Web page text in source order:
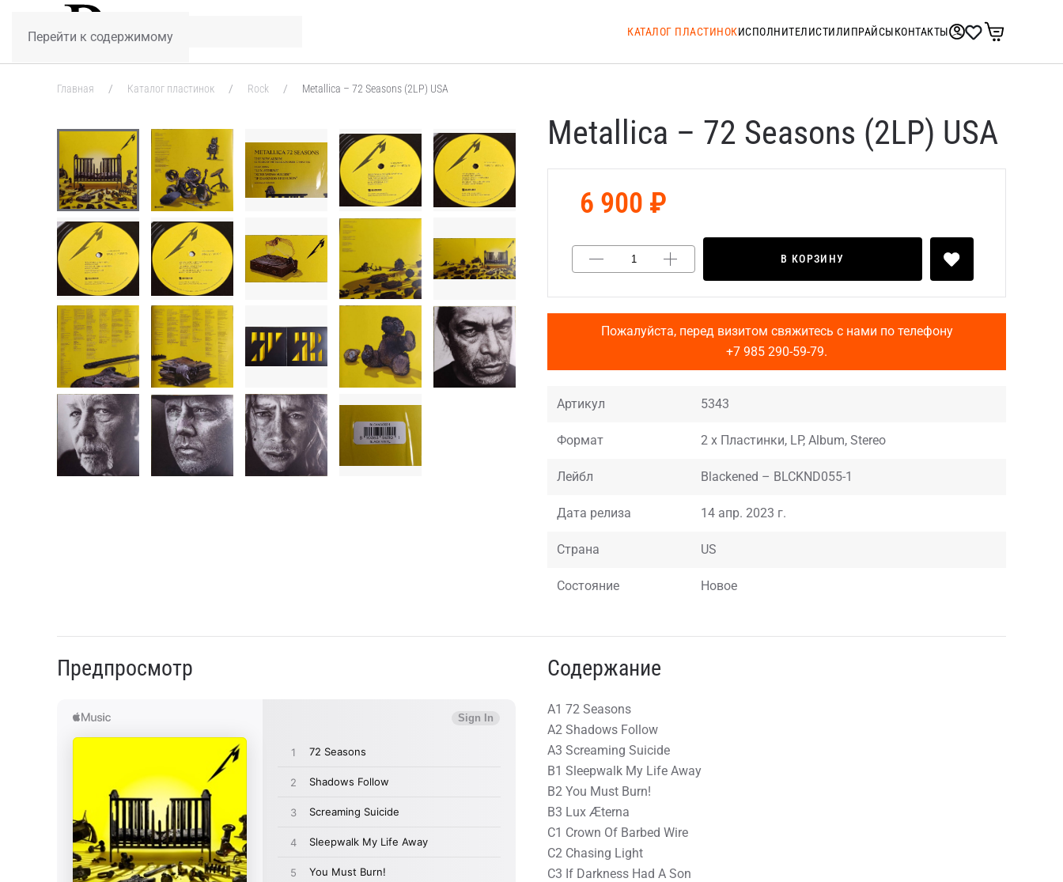
Перейти к содержимому КАТАЛОГ ПЛАСТИНОКИСПОЛНИТЕЛИСТИЛИПРАЙСЫКОНТАКТЫ
Главная Каталог пластинок Rock Metallica – 72 Seasons (2LP) USA
Metallica – 72 Seasons (2LP) USA
6 900 ₽
В КОРЗИНУ
Пожалуйста, перед визитом свяжитесь с нами по телефону
+7 985 290-59-79.
Артикул 5343
Формат 2 x Пластинки, LP, Album, Stereo
Лейбл Blackened – BLCKND055-1
Дата релиза 14 апр. 2023 г.
Страна US
Состояние Новое
Предпросмотр Содержание
A1 72 Seasons
A2 Shadows Follow
A3 Screaming Suicide
B1 Sleepwalk My Life Away
B2 You Must Burn!
B3 Lux Æterna
C1 Crown Of Barbed Wire
C2 Chasing Light
C3 If Darkness Had A Son